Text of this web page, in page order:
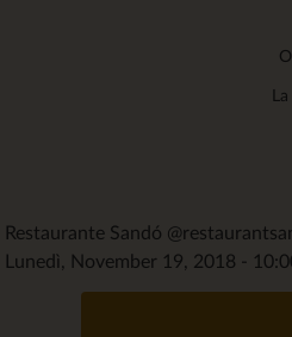
Restaurante Sandó
Lunedì, November 19, 2018 -